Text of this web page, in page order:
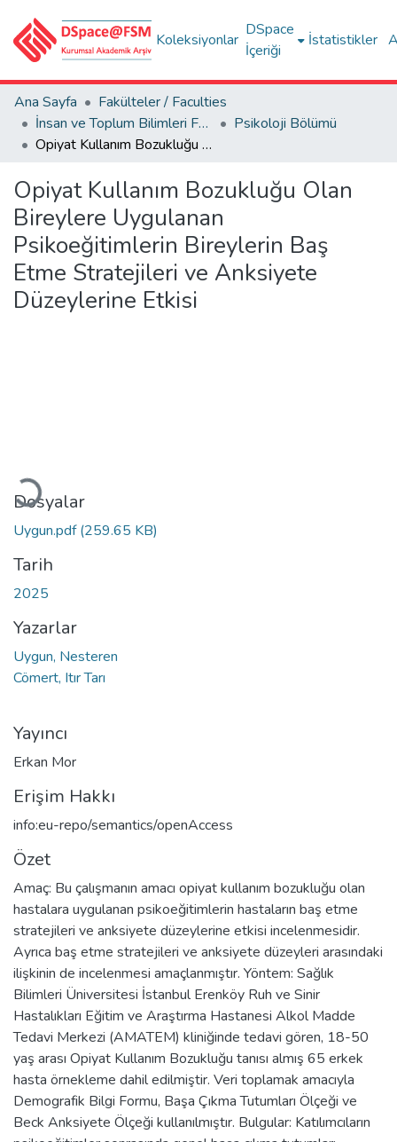
Koleksiyonlar
DSpace
İçeriği
İstatistikler
Ana Sayfa
Fakülteler / Faculties
İnsan ve Toplum Bilimleri Fakültesi / Faculty of Humanities and Social Sciences
Psikoloji Bölümü
Opiyat Kullanım Bozukluğu Olan Bireylere Uygulanan Psikoeğitimlerin Bireylerin Baş Etme Stratejileri ve Anksiyete Düzeylerine Etkisi
Opiyat Kullanım Bozukluğu Olan
Bireylere Uygulanan
Psikoeğitimlerin Bireylerin Baş
Etme Stratejileri ve Anksiyete
Düzeylerine Etkisi
Yükleniyor...
Dosyalar
Uygun.pdf(259.65 KB)
Tarih
2025
Yazarlar
Uygun, Nesteren
Cömert, Itır Tarı
Yayıncı
Erkan Mor
Erişim Hakkı
info:eu-repo/semantics/openAccess
Özet
Amaç: Bu çalışmanın amacı opiyat kullanım bozukluğu olan
hastalara uygulanan psikoeğitimlerin hastaların baş etme
stratejileri ve anksiyete düzeylerine etkisi incelenmesidir.
Ayrıca baş etme stratejileri ve anksiyete düzeyleri arasındaki
ilişkinin de incelenmesi amaçlanmıştır. Yöntem: Sağlık
Bilimleri Üniversitesi İstanbul Erenköy Ruh ve Sinir
Hastalıkları Eğitim ve Araştırma Hastanesi Alkol Madde
Tedavi Merkezi (AMATEM) kliniğinde tedavi gören, 18-50
yaş arası Opiyat Kullanım Bozukluğu tanısı almış 65 erkek
hasta örnekleme dahil edilmiştir. Veri toplamak amacıyla
Demografik Bilgi Formu, Başa Çıkma Tutumları Ölçeği ve
Beck Anksiyete Ölçeği kullanılmıştır. Bulgular: Katılımcıların